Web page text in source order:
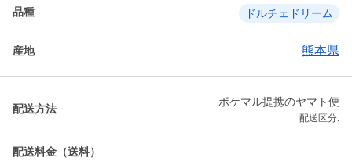
品種 ドルチェドリーム
産地 熊本県
配送方法
ポケマル提携のヤマト便
配送区分:
配送料金（送料）